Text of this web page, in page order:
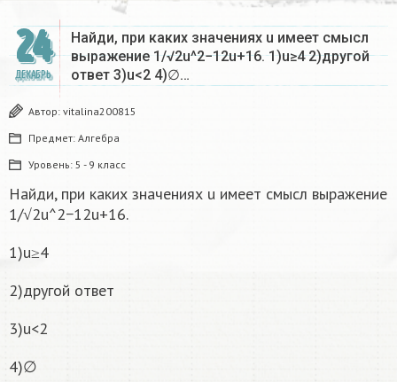
24
ДЕКАБРЬ
Найди, при каких значениях u имеет смысл
выражение 1/√2u^2−12u+16. 1)u≥4 2)другой
ответ 3)u<2 4)∅…
Автор: vitalina200815
Предмет: Алгебра
Уровень: 5 - 9 класс
Найди, при каких значениях u имеет смысл выражение
1/√2u^2−12u+16.
1)u≥4
2)другой ответ
3)u<2
4)∅